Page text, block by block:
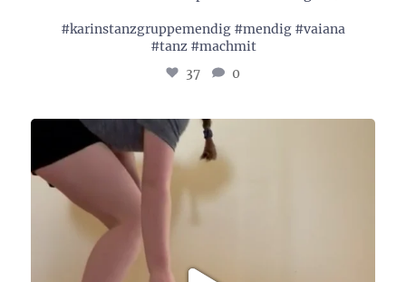
#karinstanzgruppemendig #mendig #vaiana
#tanz #machmit
37
0